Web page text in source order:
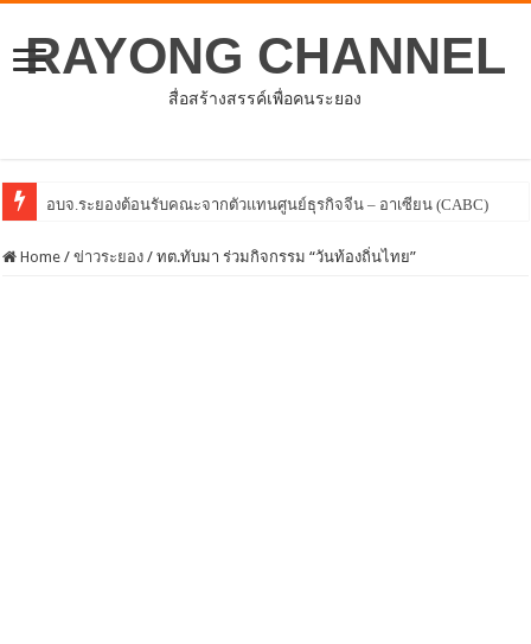
RAYONG CHANNEL
สื่อสร้างสรรค์เพื่อคนระยอง
โครงการพัฒนาศักยภาพบุ
Home / ข่าวระยอง / ทต.ทับมา ร่วมกิจกรรม “วันท้องถิ่นไทย”